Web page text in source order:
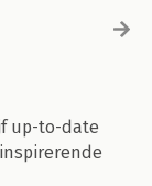
up-to-date